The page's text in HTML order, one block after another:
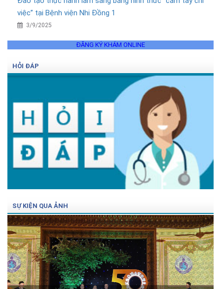
việc” tại Bệnh viện Nhi Đồng 1
3/9/2025
ĐĂNG KÝ KHÁM ONLINE
HỎI ĐÁP
SỰ KIỆN QUA ẢNH